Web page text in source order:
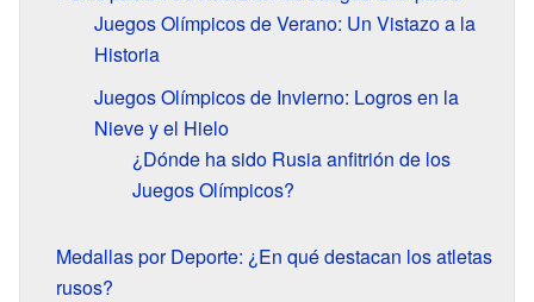
Juegos Olímpicos de Verano: Un Vistazo a la
Historia
Juegos Olímpicos de Invierno: Logros en la
Nieve y el Hielo
¿Dónde ha sido Rusia anfitrión de los
Juegos Olímpicos?
Medallas por Deporte: ¿En qué destacan los atletas
rusos?